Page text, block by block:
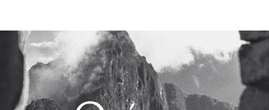
POPPED QUINOA
Nutritional value